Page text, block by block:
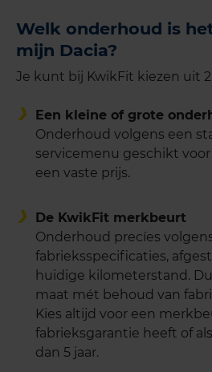
Welk onderhoud is
mijn Dacia?
Je kunt bij KwikFit kiezen uit
Een kleine of grote
Onderhoud volgens een
servicemenu geschikt
een vaste prijs.
De KwikFit merkbeurt
Onderhoud precíes
fabrieksspecificaties,
huidige kilometerstand.
maat mét behoud van
Kies altijd voor een
fabrieksgarantie heeft of
dan 5 jaar.